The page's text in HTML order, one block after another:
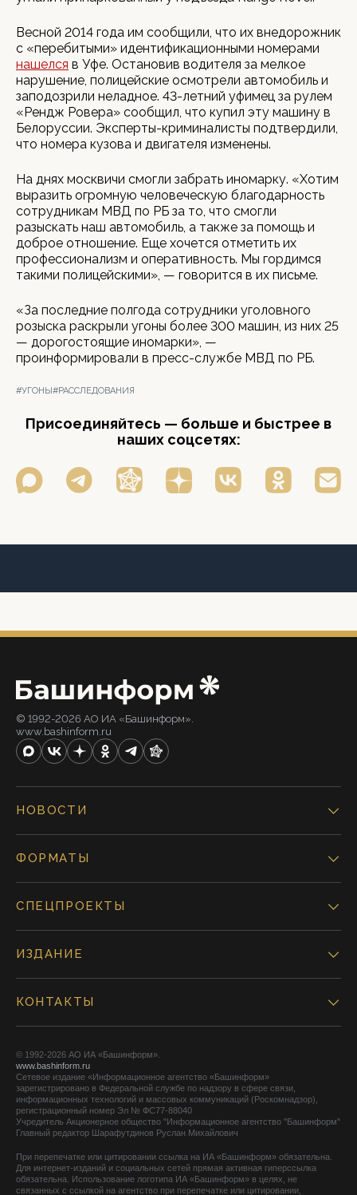
Весной 2014 года им сообщили, что их внедорожник
с «перебитыми» идентификационными номерами
нашелся в Уфе. Остановив водителя за мелкое
нарушение, полицейские осмотрели автомобиль и
заподозрили неладное. 43-летний уфимец за рулем
«Рендж Ровера» сообщил, что купил эту машину в
Белоруссии. Эксперты-криминалисты подтвердили,
что номера кузова и двигателя изменены.
На днях москвичи смогли забрать иномарку. «Хотим
выразить огромную человеческую благодарность
сотрудникам МВД по РБ за то, что смогли
разыскать наш автомобиль, а также за помощь и
доброе отношение. Еще хочется отметить их
профессионализм и оперативность. Мы гордимся
такими полицейскими», — говорится в их письме.
«За последние полгода сотрудники уголовного
розыска раскрыли угоны более 300 машин, из них 25
— дорогостоящие иномарки», —
проинформировали в пресс-службе МВД по РБ.
#УГОНЫ#РАССЛЕДОВАНИЯ
Присоединяйтесь — больше и быстрее в
наших соцсетях:
© 1992-2026 АО ИА «Башинформ».
www.bashinform.ru
НОВОСТИ
ФОРМАТЫ
СПЕЦПРОЕКТЫ
ИЗДАНИЕ
КОНТАКТЫ
© 1992-2026 АО ИА «Башинформ».
www.bashinform.ru
Сетевое издание «Информационное агентство «Башинформ»
зарегистрировано в Федеральной службе по надзору в сфере связи,
информационных технологий и массовых коммуникаций (Роскомнадзор),
регистрационный номер Эл № ФС77-88040
Учредитель Акционерное общество "Информационное агентство "Башинформ"
Главный редактор Шарафутдинов Руслан Михайлович
При перепечатке или цитировании ссылка на ИА «Башинформ» обязательна.
Для интернет-изданий и социальных сетей прямая активная гиперссылка
обязательна. Использование логотипа ИА «Башинформ» в целях, не
связанных с ссылкой на агентство при перепечатке или цитировании,